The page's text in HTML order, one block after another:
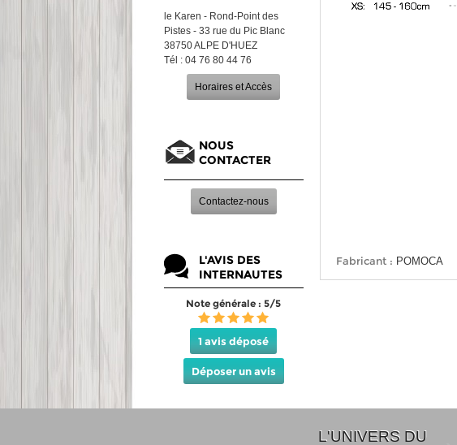
le Karen - Rond-Point des
Pistes - 33 rue du Pic Blanc
38750 ALPE D'HUEZ
Tél : 04 76 80 44 76
Horaires et Accès
NOUS
CONTACTER
Contactez-nous
L'AVIS DES
INTERNAUTES
Note générale : 5/5
1 avis déposé
Déposer un avis
Fabricant : POMOCA
L'UNIVERS DU